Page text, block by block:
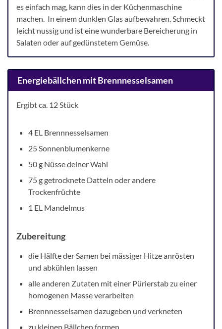
es einfach mag, kann dies in der Küchenmaschine
machen. In einem dunklen Glas aufbewahren. Schmeckt
leicht nussig und ist eine wunderbare Bereicherung in
Salaten oder auf gedünstetem Gemüse.
Energiebällchen mit Brennnesselsamen
Ergibt ca. 12 Stück
4 EL Brennnesselsamen
25 Sonnenblumenkerne
50 g Nüsse deiner Wahl
75 g getrocknete Datteln oder andere
Trockenfrüchte
1 EL Mandelmus
Zubereitung
die Hälfte der Samen bei mässiger Hitze anrösten
und abkühlen lassen
alle anderen Zutaten mit einer Pürierstab zu einer
homogenen Masse verarbeiten
Brennnesselsamen dazugeben und verkneten
zu kleinen Bällchen formen